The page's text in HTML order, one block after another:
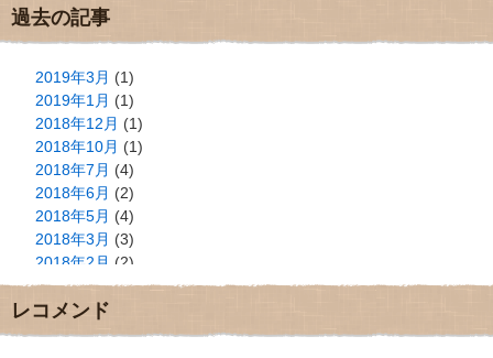
過去の記事
2019年3月 (1)
2019年1月 (1)
2018年12月 (1)
2018年10月 (1)
2018年7月 (4)
2018年6月 (2)
2018年5月 (4)
2018年3月 (3)
2018年2月 (2)
2018年1月(2)
2017年12月
2017年11月(3)
レコメンド